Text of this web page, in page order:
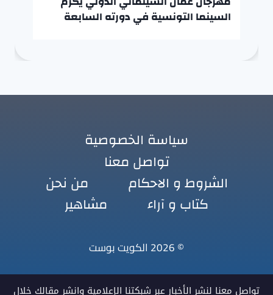
السينما التونسية في دورته السابعة
سياسة الخصوصية
تواصل معنا
الشروط و الاحكام
من نحن
كتاب و آراء
مشاهير
© 2026 الكويت بوست
تواصل معنا لنشر الأخبار عبر شبكتنا الإعلامية وانشر مقالك خلال